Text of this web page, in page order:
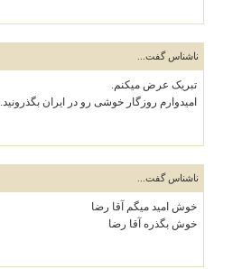
ناشناس گفت...
تبریک عرض میکنم.
امیدوارم روزگار خوشی رو در ایران بگذرونید.
ناشناس گفت...
خوش اميد ميگم آقا رضا
خوش بگذره آقا رضا